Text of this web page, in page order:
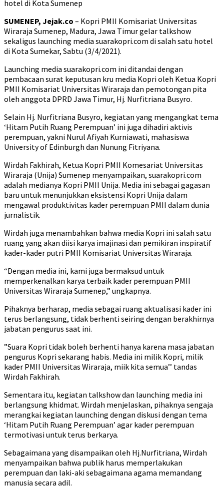
hotel di Kota Sumenep
SUMENEP, Jejak.co – Kopri PMII Komisariat Universitas
Wiraraja Sumenep, Madura, Jawa Timur gelar talkshow
sekaligus launching media suarakopri.com di salah satu hotel
di Kota Sumekar, Sabtu (3/4/2021).
Launching media suarakopri.com ini ditandai dengan
pembacaan surat keputusan kru media Kopri oleh Ketua Kopri
PMII Komisariat Universitas Wiraraja dan pemotongan pita
oleh anggota DPRD Jawa Timur, Hj. Nurfitriana Busyro.
Selain Hj. Nurfitriana Busyro, kegiatan yang mengangkat tema
‘Hitam Putih Ruang Perempuan’ ini juga dihadiri aktivis
perempuan, yakni Nurul Afiyah Kurniawati, mahasiswa
University of Edinburgh dan Nunung Fitriyana.
Wirdah Fakhirah, Ketua Kopri PMII Komesariat Universitas
Wiraraja (Unija) Sumenep menyampaikan, suarakopri.com
adalah medianya Kopri PMII Unija. Media ini sebagai gagasan
baru untuk menunjukkan eksistensi Kopri Unija dalam
mengawal produktivitas kader perempuan PMII dalam dunia
jurnalistik.
Wirdah juga menambahkan bahwa media Kopri ini salah satu
ruang yang akan diisi karya imajinasi dan pemikiran inspiratif
kader-kader putri PMII Komisariat Universitas Wiraraja.
“Dengan media ini, kami juga bermaksud untuk
memperkenalkan karya terbaik kader perempuan PMII
Universitas Wiraraja Sumenep,” ungkapnya.
Pihaknya berharap, media sebagai ruang aktualisasi kader ini
terus berlangsung, tidak berhenti seiring dengan berakhirnya
jabatan pengurus saat ini.
”Suara Kopri tidak boleh berhenti hanya karena masa jabatan
pengurus Kopri sekarang habis. Media ini milik Kopri, milik
kader PMII Universitas Wiraraja, miik kita semua’’ tandas
Wirdah Fakhirah.
Sementara itu, kegiatan talkshow dan launching media ini
berlangsung khidmat. Wirdah menjelaskan, pihaknya sengaja
merangkai kegiatan launching dengan diskusi dengan tema
‘Hitam Putih Ruang Perempuan’ agar kader perempuan
termotivasi untuk terus berkarya.
Sebagaimana yang disampaikan oleh Hj.Nurfitriana, Wirdah
menyampaikan bahwa publik harus memperlakukan
perempuan dan laki-aki sebagaimana agama memandang
manusia secara adil.